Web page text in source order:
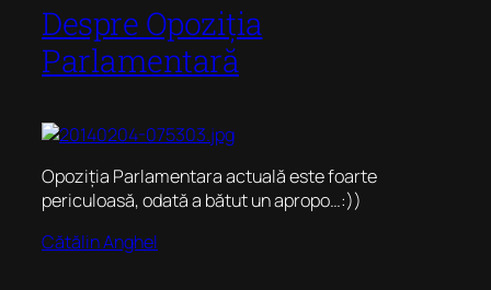
Despre Opoziția
Parlamentară
Opoziția Parlamentara actuală este foarte
periculoasă, odată a bătut un apropo…:))
Cătălin Anghel